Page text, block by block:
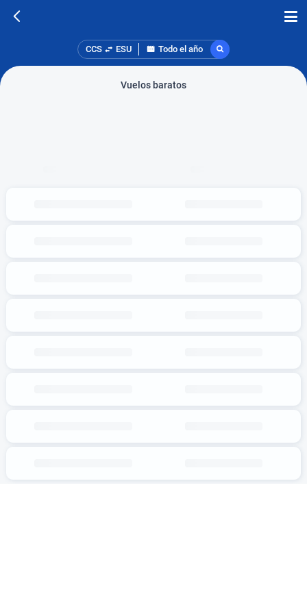
CCS ESU Todo el año
Vuelos baratos